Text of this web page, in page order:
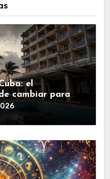
el
cambiar para
de la isla.